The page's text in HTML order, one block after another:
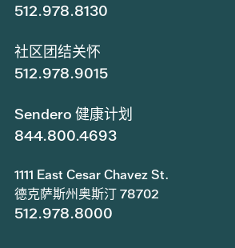
512.978.8130
社区团结关怀
512.978.9015
Sendero 健康计划
844.800.4693
1111 East Cesar Chavez St.
德克萨斯州奥斯汀 78702
512.978.8000